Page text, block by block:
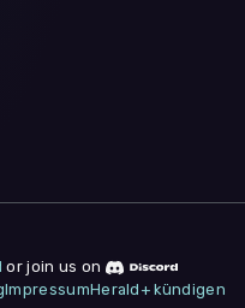
or join us on
ImpressumHerald+ kündigen